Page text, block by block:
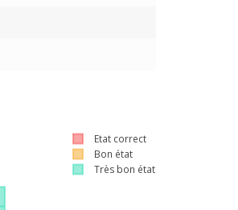
Etat correct
Bon état
Très bon état